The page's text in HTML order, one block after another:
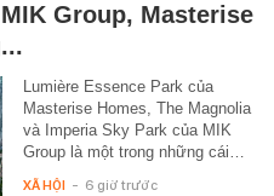
Group, Masterise
Lumière Essence Park của
Masterise Homes, The Magnolia
và Imperia Sky Park của MIK
Group là một trong những cái…
XÃ HỘI - 6 giờ trước